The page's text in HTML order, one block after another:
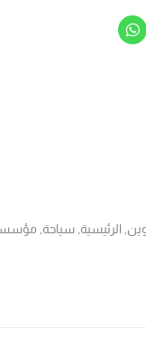
انقر
للمشاركة
الرئيسية سياحة